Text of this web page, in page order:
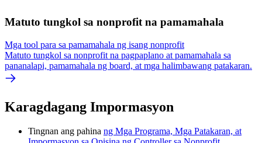
Matuto tungkol sa nonprofit na pamamahala
Mga tool para sa pamamahala ng isang nonprofit
Matuto tungkol sa nonprofit na pagpaplano at pamamahala sa
pananalapi, pamamahala ng board, at mga halimbawang patakaran.
Karagdagang Impormasyon
Tingnan ang pahina ng Mga Programa, Mga Patakaran, at